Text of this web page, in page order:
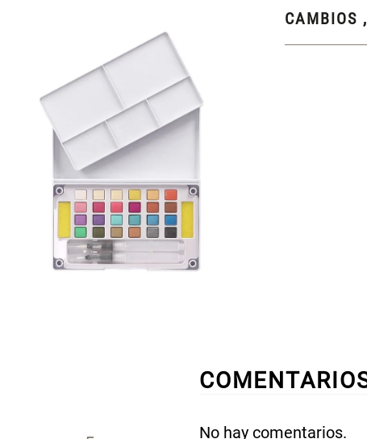
CAMBIOS
No hay comentarios.